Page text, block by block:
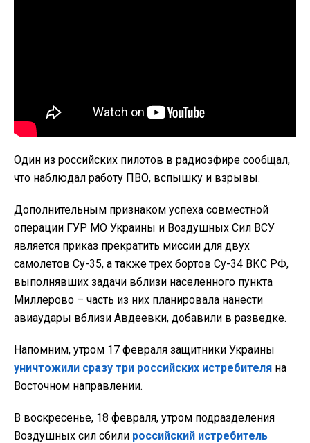
Один из российских пилотов в радиоэфире сообщал,
что наблюдал работу ПВО, вспышку и взрывы.
Дополнительным признаком успеха совместной
операции ГУР МО Украины и Воздушных Сил ВСУ
является приказ прекратить миссии для двух
самолетов Су-35, а также трех бортов Су-34 ВКС РФ,
выполнявших задачи вблизи населенного пункта
Миллерово – часть из них планировала нанести
авиаудары вблизи Авдеевки, добавили в разведке.
Напомним, утром 17 февраля защитники Украины
уничтожили сразу три российских истребителя на
Восточном направлении.
В воскресенье, 18 февраля, утром подразделения
Воздушных сил сбили российский истребитель